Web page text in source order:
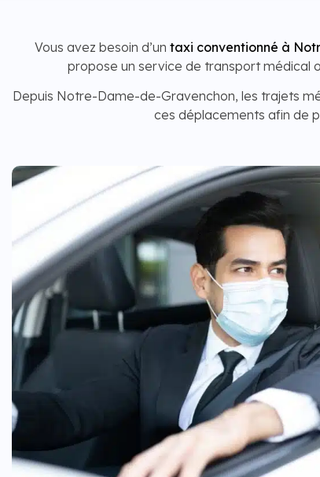
Vous avez besoin d’un taxi conventionné à
propose un service de transport médical
Depuis Notre-Dame-de-Gravenchon, les trajets
ces déplacements afin de